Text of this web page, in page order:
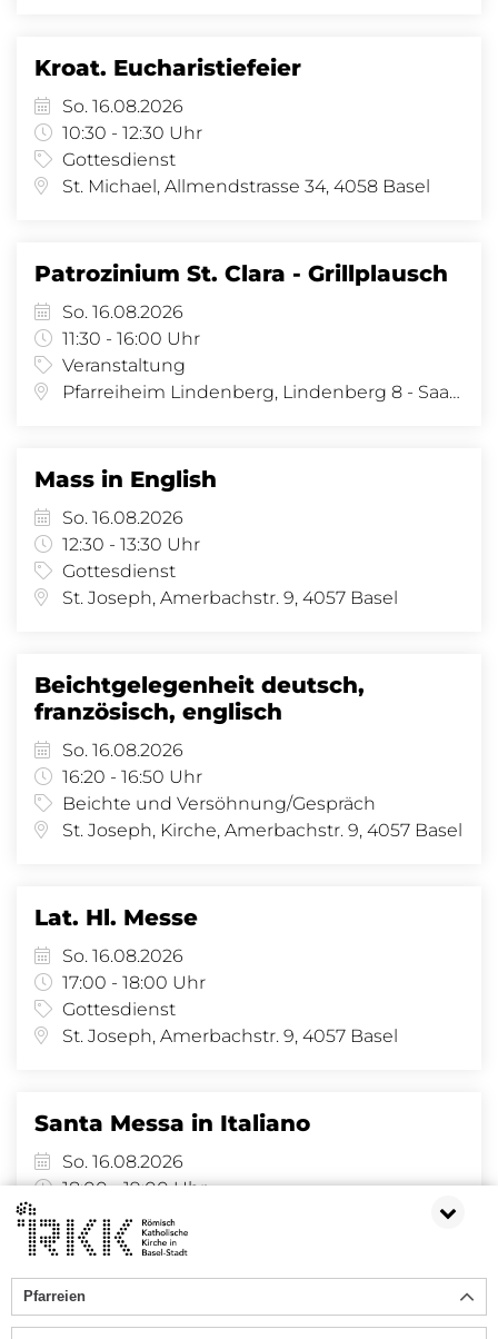
Kroat. Eucharistiefeier
So. 16.08.2026
10:30 - 12:30 Uhr
Gottesdienst
St. Michael, Allmendstrasse 34, 4058 Basel
Patrozinium St. Clara - Grillplausch
So. 16.08.2026
11:30 - 16:00 Uhr
Veranstaltung
Pfarreiheim Lindenberg, Lindenberg 8 - Saal, Lindenberg 8, 4058 Basel
Mass in English
So. 16.08.2026
12:30 - 13:30 Uhr
Gottesdienst
St. Joseph, Amerbachstr. 9, 4057 Basel
Beichtgelegenheit deutsch,
französisch, englisch
So. 16.08.2026
16:20 - 16:50 Uhr
Beichte und Versöhnung/Gespräch
St. Joseph, Kirche, Amerbachstr. 9, 4057 Basel
Lat. Hl. Messe
So. 16.08.2026
17:00 - 18:00 Uhr
Gottesdienst
St. Joseph, Amerbachstr. 9, 4057 Basel
Santa Messa in Italiano
So. 16.08.2026
18:00 - 19:00 Uhr
Gottesdienst
St. Clara, Claraplatz 6, 4058 Basel
1 2 3 4 5 6 7 8 9 10 ... 148
Pfarreien